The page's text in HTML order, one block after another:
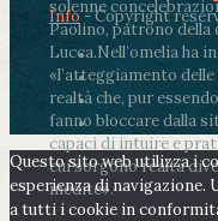
solenne
Paolino, patrono
Lucca.Nell’omelia ha
«l’atteggiamento
realtà che, pur
fanno bloccare dalla
capaci di intuire e
cui sorgono realtà
inedite».
Info- Copyright
Questo sito web utilizza i
esperienza di
a tutti i cookie in